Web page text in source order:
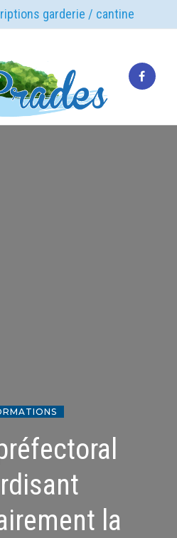
garderie / cantine
la